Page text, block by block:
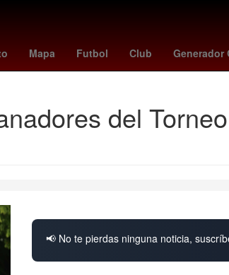
Mapa Futbol Club Generador
Rogelio Funes Mori mexico vs
del
📢 No te pierdas ninguna noticia,